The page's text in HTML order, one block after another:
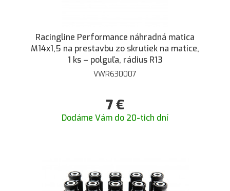
Racingline Performance náhradná matica
M14x1,5 na prestavbu zo skrutiek na matice,
1 ks – polguľa, rádius R13
VWR630007
7€
Dodáme Vám do 20-tich dní